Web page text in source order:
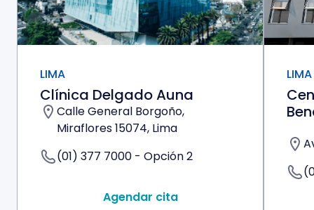
LIMA
Clínica Delgado Auna
Calle General Borgoño,
Miraflores 15074, Lima
(01) 377 7000 - Opción 2
Agendar cita
LIMA